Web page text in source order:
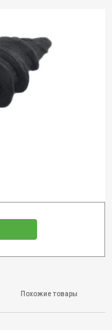
Похожие товары